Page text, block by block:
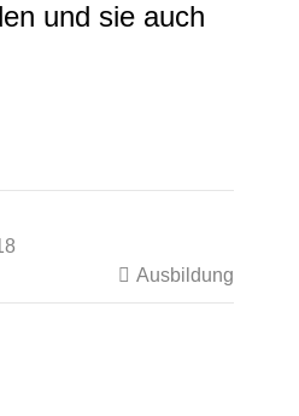
und sie auch
 Ausbildung